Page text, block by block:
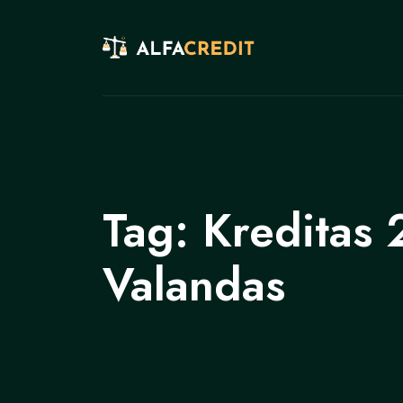
Tag: Kreditas
Valandas